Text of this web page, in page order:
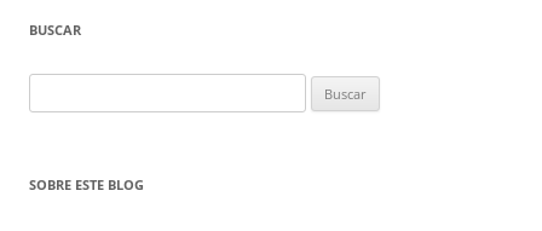
BUSCAR
SOBRE ESTE BLOG